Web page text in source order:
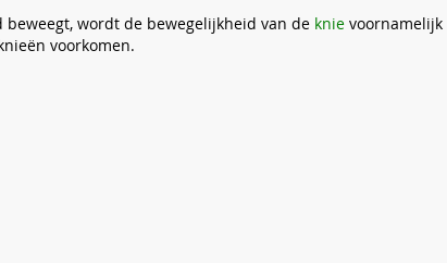
wordt de bewegelijkheid van de knie
voorkomen.